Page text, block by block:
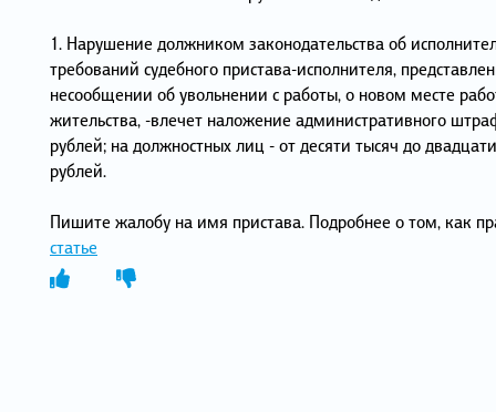
1. Нарушение должником законодательства об
требований судебного пристава-исполнителя,
несообщении об увольнении с работы, о новом месте
жительства, -влечет наложение административного
рублей; на должностных лиц - от десяти тысяч до
рублей.
Пишите жалобу на имя пристава. Подробнее о том, как
статье